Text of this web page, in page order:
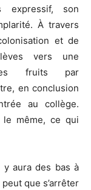
son
À travers
et de
vers une
fruits par
en conclusion
au collège.
le même, ce qui
aura des bas à
que s’arrêter